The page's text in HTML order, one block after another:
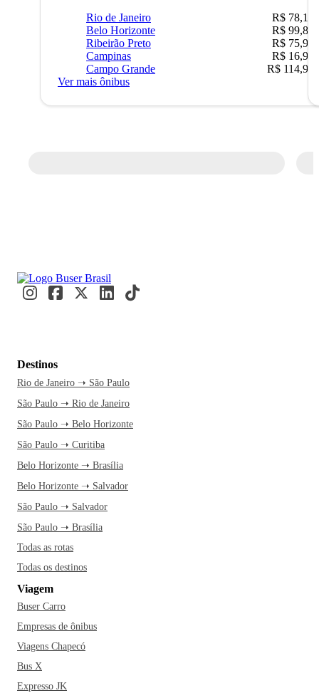
Rio de Janeiro
R$ 78,19
Belo Horizonte
R$ 99,89
Ribeirão Preto
R$ 75,90
Campinas
R$ 16,90
Campo Grande
R$ 114,90
Ver mais ônibus
Destinos
Rio de Janeiro ➝ São Paulo
São Paulo ➝ Rio de Janeiro
São Paulo ➝ Belo Horizonte
São Paulo ➝ Curitiba
Belo Horizonte ➝ Brasília
Belo Horizonte ➝ Salvador
São Paulo ➝ Salvador
São Paulo ➝ Brasília
Todas as rotas
Todas os destinos
Viagem
Buser Carro
Empresas de ônibus
Viagens Chapecó
Bus X
Expresso JK